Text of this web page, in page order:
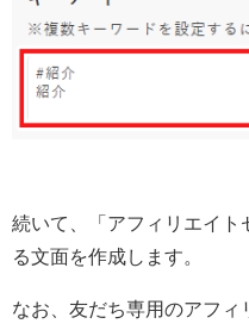
続いて、「アフィリエイ
る文面を作成します。
なお、友だち専用のアフ